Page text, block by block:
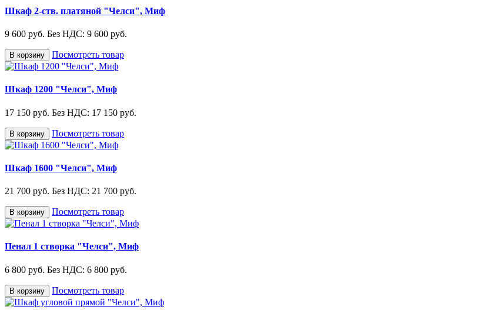
Шкаф 2-ств. платяной "Челси", Миф
9 600 руб. Без НДС: 9 600 руб.
В корзину Посмотреть товар
Шкаф 1200 "Челси", Миф
17 150 руб. Без НДС: 17 150 руб.
В корзину Посмотреть товар
Шкаф 1600 "Челси", Миф
21 700 руб. Без НДС: 21 700 руб.
В корзину Посмотреть товар
Пенал 1 створка "Челси", Миф
6 800 руб. Без НДС: 6 800 руб.
В корзину Посмотреть товар